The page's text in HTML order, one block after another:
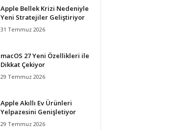
Apple Bellek Krizi Nedeniyle
Yeni Stratejiler Geliştiriyor
31 Temmuz 2026
macOS 27 Yeni Özellikleri ile
Dikkat Çekiyor
29 Temmuz 2026
Apple Akıllı Ev Ürünleri
Yelpazesini Genişletiyor
29 Temmuz 2026